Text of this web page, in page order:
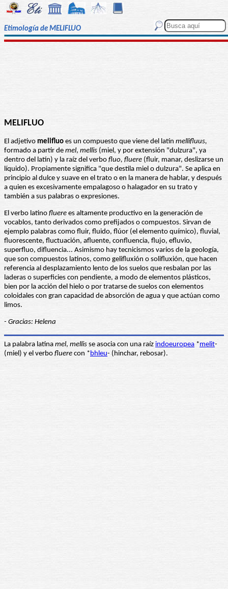
Etimología de MELIFLUO
MELIFLUO
El adjetivo melifluo es un compuesto que viene del latín mellifluus,
formado a partir de mel, mellis (miel, y por extensión "dulzura", ya
dentro del latín) y la raíz del verbo fluo, fluere (fluir, manar, deslizarse un
líquido). Propiamente significa "que destila miel o dulzura". Se aplica en
principio al dulce y suave en el trato o en la manera de hablar, y después
a quien es excesivamente empalagoso o halagador en su trato y
también a sus palabras o expresiones.
El verbo latino fluere es altamente productivo en la generación de
vocablos, tanto derivados como prefijados o compuestos. Sirvan de
ejemplo palabras como fluir, fluido, flúor (el elemento químico), fluvial,
fluorescente, fluctuación, afluente, confluencia, flujo, efluvio,
superfluo, difluencia... Asimismo hay tecnicismos varios de la geología,
que son compuestos latinos, como gelifluxión o solifluxión, que hacen
referencia al desplazamiento lento de los suelos que resbalan por las
laderas o superficies con pendiente, a modo de elementos plásticos,
bien por la acción del hielo o por tratarse de suelos con elementos
coloidales con gran capacidad de absorción de agua y que actúan como
limos.
- Gracias: Helena
La palabra latina mel, mellis se asocia con una raíz indoeuropea *melit-
(miel) y el verbo fluere con * bhleu- (hinchar, rebosar).